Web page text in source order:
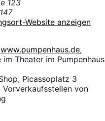
123
Website anzeigen
www.pumpenhaus.de,
im Theater im
Picassoplatz 3
Vorverkaufsstellen von